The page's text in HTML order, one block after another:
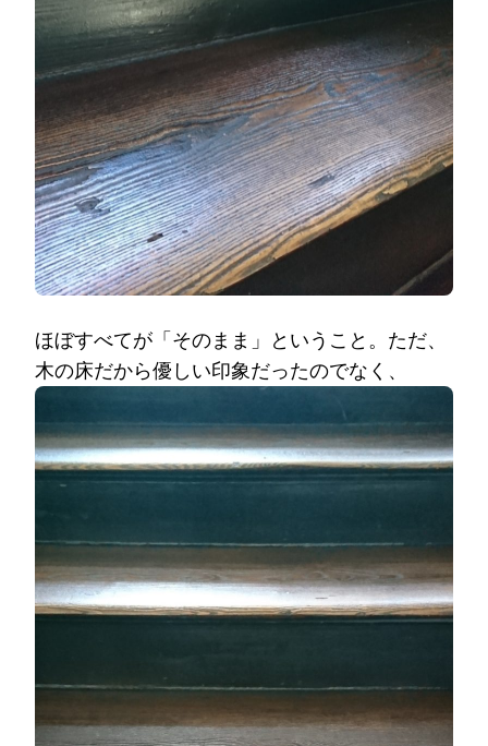
ほぼすべてが「そのまま」ということ。ただ、
木の床だから優しい印象だったのでなく、